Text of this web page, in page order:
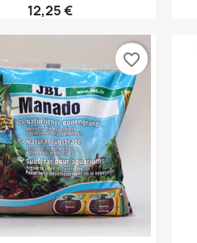
12,25 €
favorite_border